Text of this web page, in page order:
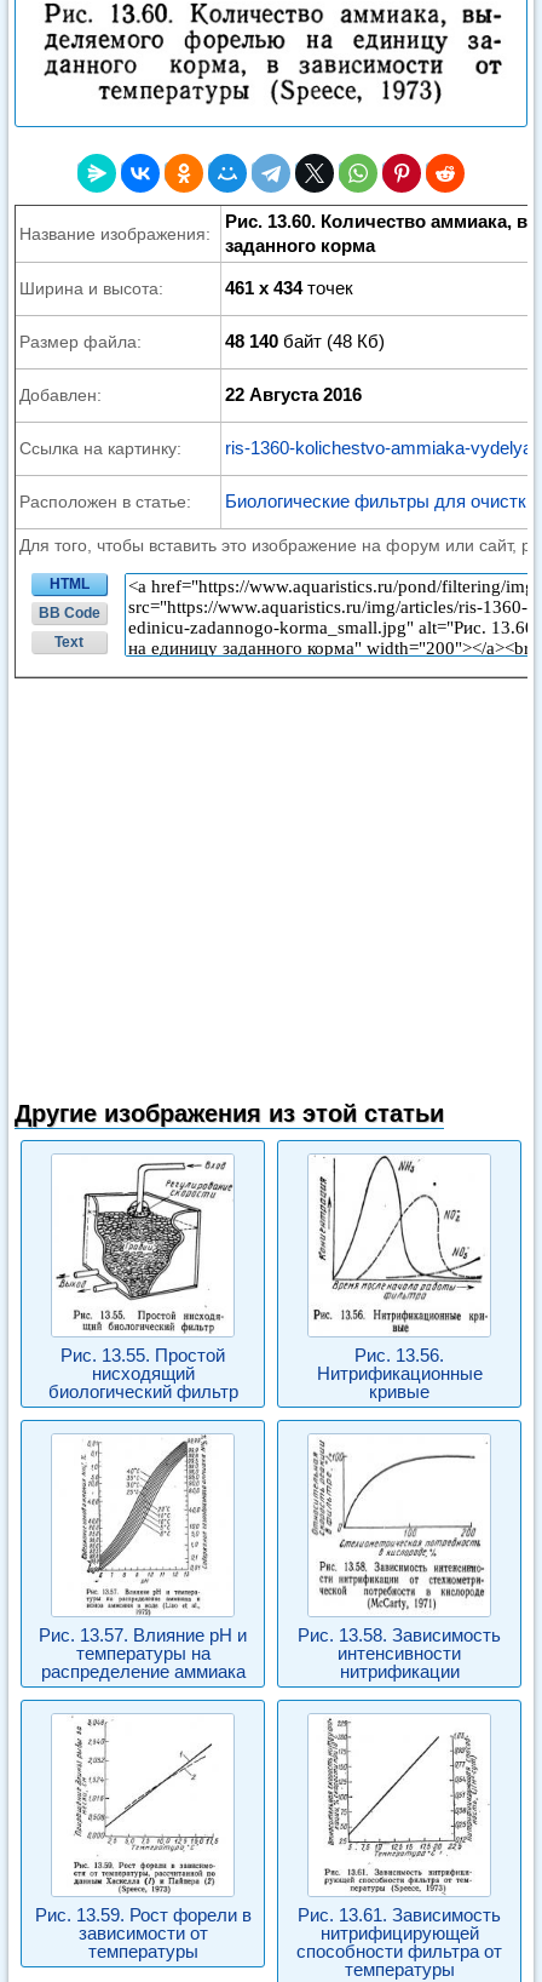
Название изображения:
Рис. 13.60. Количество аммиака,
заданного корма
Ширина и высота: 461 x 434точек
Размер файла: 48 140 байт (48 Кб)
Добавлен: 22 Августа 2016
Ссылка на картинку: ris-1360-kolichestvo-ammiaka-
Расположен в статье: Биологические фильтры для
Для того, чтобы вставить это изображение на форум или сайт,
HTML
BB Code
Text
Другие изображения из этой статьи
Рис. 13.55. Простой
нисходящий
биологический фильтр
Рис. 13.56.
Нитрификационные
кривые
Рис. 13.57. Влияние pH и
температуры на
распределение аммиака
Рис. 13.58. Зависимость
интенсивности
нитрификации
Рис. 13.59. Рост форели в
зависимости от
температуры
Рис. 13.61. Зависимость
нитрифицирующей
способности фильтра от
температуры